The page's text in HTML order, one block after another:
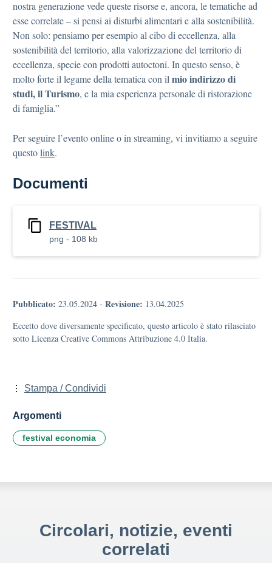
nostra generazione vede queste risorse e, ancora, le tematiche ad
esse correlate – si pensi ai disturbi alimentari e alla sostenibilità.
Non solo: pensiamo per esempio al cibo di eccellenza, alla
sostenibilità del territorio, alla valorizzazione del territorio di
eccellenza, specie con prodotti autoctoni. In questo senso, è
molto forte il legame della tematica con il mio indirizzo di
studi, il Turismo, e la mia esperienza personale di ristorazione
di famiglia.”
Per seguire l’evento online o in streaming, vi invitiamo a seguire
questolink.
Documenti
FESTIVAL
png - 108 kb
Pubblicato: 23.05.2024 - Revisione: 13.04.2025
Eccetto dove diversamente specificato, questo articolo è stato rilasciato
sotto Licenza Creative Commons Attribuzione 4.0 Italia.
Stampa / Condividi
Argomenti
festival economia
Circolari, notizie, eventi
correlati